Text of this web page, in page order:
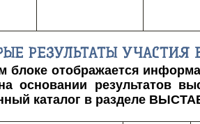
РЕЗУЛЬТАТЫ УЧАСТИЯ
блоке отображается
основании результатов
каталог в разделе